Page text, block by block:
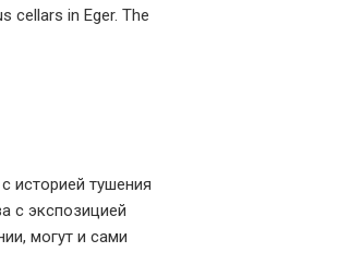
cellars in Eger. The
историей тушения
с экспозицией
могут и сами